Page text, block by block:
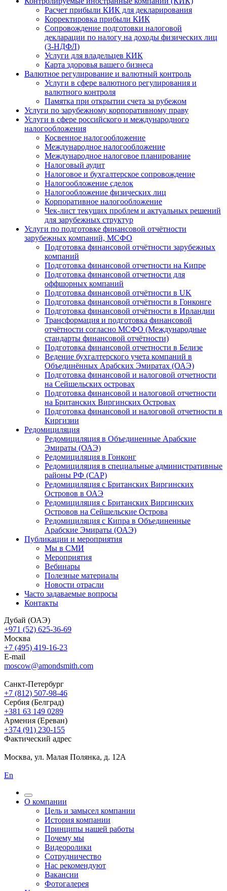
Расчет прибыли КИК для декларирования
Корректировка прибыли КИК
Сопровождение подготовки налоговой
декларации по налогу на доходы физических лиц
(3-НДФЛ)
Услуги для владельцев КИК
Карта здоровья вашего бизнеса
Валютное регулирование и валютный контроль
Услуги в сфере валютного регулирования и
валютного контроля
Памятка при открытии счета за рубежом
Услуги по зарубежному корпоративному праву
Услуги в сфере российского и международного
налогообложения
Косвенное налогообложение
Международное налогообложение
Международное налоговое планирование
Налоговый аудит
Налоговое и бухгалтерское сопровождение
Налогообложение сделок
Налогообложение физических лиц
Корпоративное налогообложение
Чек-лист текущих проблем и актуальных решений
для зарубежных структур
Услуги по подготовке финансовой отчётности
зарубежных компаний, МСФО
Подготовка финансовой отчётности зарубежных
компаний
Подготовка финансовой отчетности на Кипре
Подготовка финансовой отчетности для
оффшорных компаний
Подготовка финансовой отчётности в UK
Подготовка финансовой отчётности в Гонконге
Подготовка финансовой отчётности в Ирландии
Трансформация и подготовка финансовой
отчётности согласно МСФО (Международные
стандарты финансовой отчётности)
Подготовка финансовой отчетности в Белизе
Ведение бухгалтерского учета компаний в
Объединённых Арабских Эмиратах (ОАЭ)
Подготовка финансовой и налоговой отчетности
на Сейшельских островах
Подготовка финансовой и налоговой отчетности
на Британских Виргинских Островах
Подготовка финансовой и налоговой отчетности в
Киргизии
Редомициляция
Редомициляция в Объединенные Арабские
Эмираты (ОАЭ)
Редомициляция в Гонконг
Редомициляция в специальные административные
районы РФ (САР)
Редомициляция с Британских Виргинских
Островов в ОАЭ
Редомициляция с Британских Виргинских
Островов на Сейшельские Острова
Редомициляция с Кипра в Объединенные
Арабские Эмираты (ОАЭ)
Публикации и мероприятия
Мы в СМИ
Мероприятия
Вебинары
Полезные материалы
Новости отрасли
Часто задаваемые вопросы
Контакты
Дубай (ОАЭ)
+971 (52) 625-36-69
Москва
+7 (495) 419-16-23
E-mail
moscow@amondsmith.com
Санкт-Петербург
+7 (812) 507-98-46
Сербия (Белград)
+381 63 149 0289
Армения (Ереван)
+374 (91) 230-155
Фактический адрес
Москва, ул. Малая Полянка, д. 12А
En
О компании
Цель и замысел компании
История компании
Принципы нашей работы
Почему мы
Видеоролики
Сотрудничество
Нас рекомендуют
Вакансии
Фотогалерея